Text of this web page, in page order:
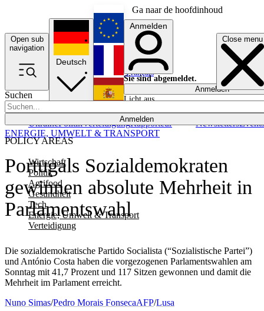
Ga naar de hoofdinhoud
Open sub
navigation
Close menu
Suchen
Anmelden
POLICY AREAS
Wirtschaft
Politik
Agrifood
Gesundheit
Tech
Energie, Umwelt & Transport
Verteidigung
UkrainePolitikVerteidigungRapporteur NewslettersEvents
Deutsch
English
Français
Anmelden
Sie sind abgemeldet.
Anmelden
Licht aus
Portugals Sozialdemokraten
gewinnen absolute Mehrheit in
Parlamentswahl
Die sozialdemokratische Partido Socialista (“Sozialistische Partei”)
und António Costa haben die vorgezogenen Parlamentswahlen am
Sonntag mit 41,7 Prozent und 117 Sitzen gewonnen und damit die
Mehrheit im Parlament erreicht.
ENERGIE, UMWELT & TRANSPORT
Nuno Simas/Pedro Morais FonsecaAFP/Lusa